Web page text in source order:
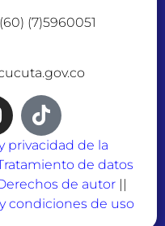
(7)5960051
privacidad de la
de datos
de autor||
condiciones de uso